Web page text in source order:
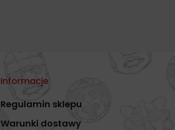
Informacje
Regulamin sklepu
Warunki dostawy